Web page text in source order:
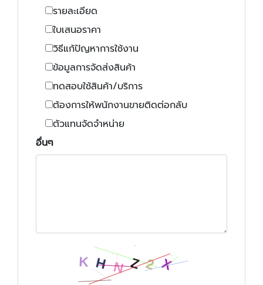
รายละเอียด
ใบเสนอราคา
วิธีแก้ปัญหาการใช้งาน
ข้อมูลการจัดส่งสินค้า
ทดสอบใช้สินค้า/บริการ
ต้องการให้พนักงานขายติดต่อกลับ
ตัวแทนจัดจำหน่าย
อื่นๆ